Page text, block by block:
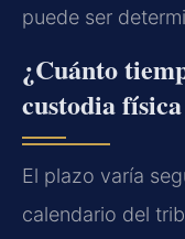
puede ser
¿Cuánto
custodia
El plazo varía
calendario del